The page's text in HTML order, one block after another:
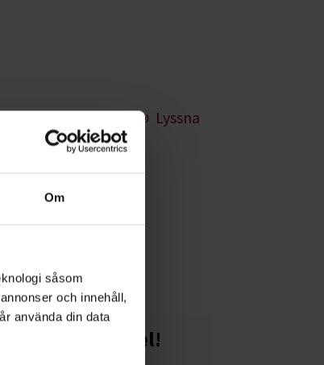
Om
såsom
och innehåll,
använda din data
Lyssna
intresse
en studiecirkel!